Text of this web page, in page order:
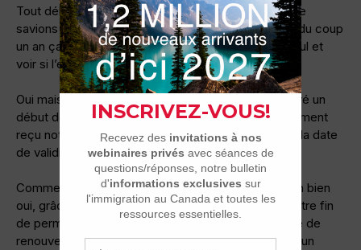
Tout débuta par un permis de travail d’un an, nous ne
savions pas ce que notre expatriation allait donner, du coup
un an ça nous semblait correct pour prendre du recul et
voir si l’expérience nous plairait.
Oui mais un an, ça passe extrêmement vite et malgré un
début de remplissage de papiers en juin, on a finalement
reçu notre permis le 1er novembre, dépassant ainsi la date
de validité de notre premier permis de 15 jours…
Comment est-ce possible, avions-nous le droit ? Eh bien
oui, grâce à des techniques d’avocat, la veille de notre fin
de permis nous avons fait une demande incomplète de
renouvellement de permis de travail temporaire par un